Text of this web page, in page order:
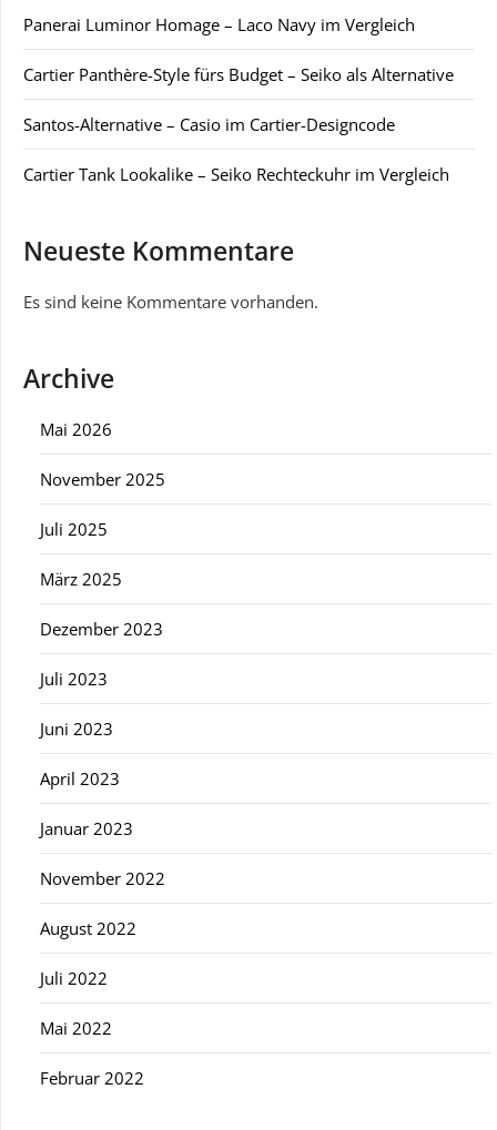
Panerai Luminor Homage – Laco Navy im Vergleich
Cartier Panthère-Style fürs Budget – Seiko als Alternative
Santos-Alternative – Casio im Cartier-Designcode
Cartier Tank Lookalike – Seiko Rechteckuhr im Vergleich
Neueste Kommentare
Es sind keine Kommentare vorhanden.
Archive
Mai 2026
November 2025
Juli 2025
März 2025
Dezember 2023
Juli 2023
Juni 2023
April 2023
Januar 2023
November 2022
August 2022
Juli 2022
Mai 2022
Februar 2022